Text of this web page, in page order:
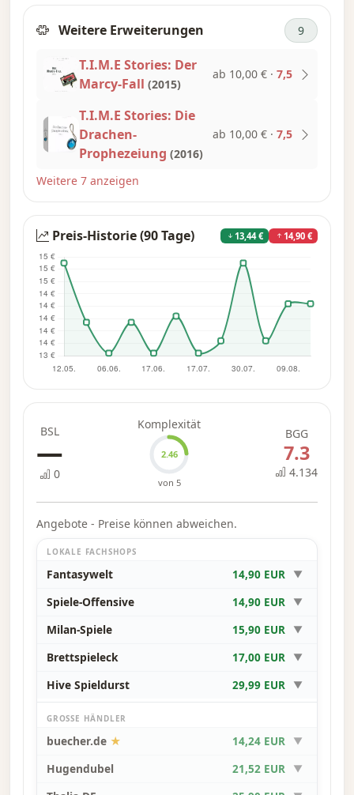
Weitere Erweiterungen 9
T.I.M.E Stories: Der
Marcy-Fall (2015)
ab 10,00 € · 7,5
T.I.M.E Stories: Die
Drachen-
Prophezeiung (2016)
ab 10,00 € · 7,5
Weitere 7 anzeigen
Preis-Historie (90 Tage) 13,44 € 14,90 €
BSL
—
0
Komplexität
2.46
von 5
BGG
7.3
4.134
Angebote - Preise können abweichen.
LOKALE FACHSHOPS
Fantasywelt 14,90 EUR ▼
Spiele-Offensive 14,90 EUR ▼
Milan-Spiele 15,90 EUR ▼
Brettspieleck 17,00 EUR ▼
Hive Spieldurst 29,99 EUR ▼
GROSSE HÄNDLER
buecher.de ★ 14,24 EUR ▼
Hugendubel 21,52 EUR ▼